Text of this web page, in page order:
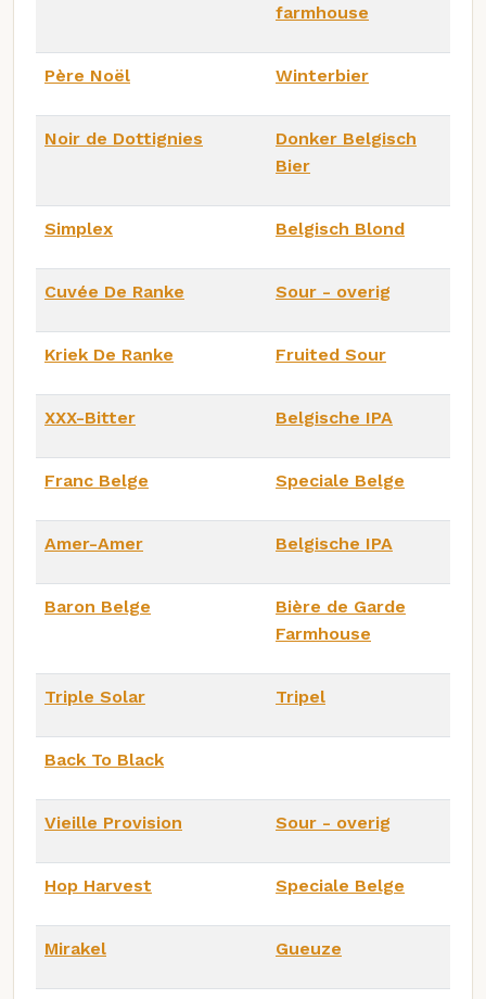
farmhouse
Père Noël Winterbier
Noir de Dottignies
Donker Belgisch
Bier
Simplex Belgisch Blond
Cuvée De Ranke Sour - overig
Kriek De Ranke Fruited Sour
XXX-Bitter Belgische IPA
Franc Belge Speciale Belge
Amer-Amer Belgische IPA
Baron Belge
Bière de Garde
Farmhouse
Triple Solar Tripel
Back To Black
Vieille Provision Sour - overig
Hop Harvest Speciale Belge
Mirakel Gueuze